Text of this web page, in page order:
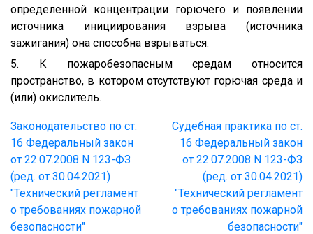
определенной концентрации горючего и появлении
источника инициирования взрыва (источника
зажигания) она способна взрываться.
5. К пожаробезопасным средам относится
пространство, в котором отсутствуют горючая среда и
(или) окислитель.
Законодательство по ст.
16 Федеральный закон
от 22.07.2008 N 123-ФЗ
(ред. от 30.04.2021)
"Технический регламент
о требованиях пожарной
безопасности"
Судебная практика по ст.
16 Федеральный закон
от 22.07.2008 N 123-ФЗ
(ред. от 30.04.2021)
"Технический регламент
о требованиях пожарной
безопасности"